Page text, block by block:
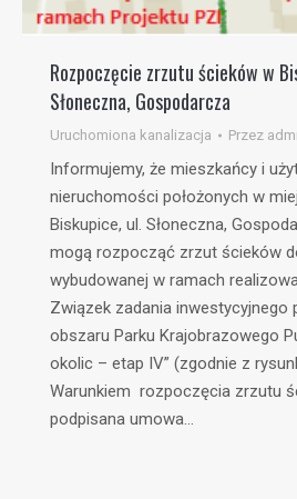
Rozpoczęcie zrzutu ścieków w
Słoneczna, Gospodarcza
Uruchomiona kanalizacja Przez
Informujemy, że mieszkańcy i
nieruchomości położonych w
Biskupice, ul. Słoneczna,
mogą rozpocząć zrzut ścieków
wybudowanej w ramach
Związek zadania inwestycyjnego
obszaru Parku Krajobrazowego
okolic – etap IV” (zgodnie z
Warunkiem rozpoczęcia zrzutu
podpisana umowa…